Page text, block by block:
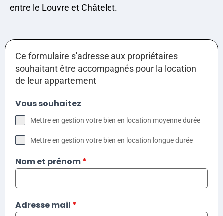
entre le Louvre et Châtelet.
Ce formulaire s'adresse aux propriétaires
souhaitant être accompagnés pour la location
de leur appartement
Vous souhaitez
Mettre en gestion votre bien en location moyenne durée
Mettre en gestion votre bien en location longue durée
Nom et prénom*
Adresse mail *